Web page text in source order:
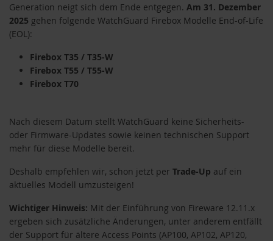
Generation neigt sich dem Ende entgegen. Am 31. Dezember
2025 gehen folgende WatchGuard Firebox Modelle End-of-Life
(EOL):
Firebox T35 / T35-W
Firebox T55 / T55-W
Firebox T70
Nach diesem Datum stellt WatchGuard keine Sicherheits-
oder Firmware-Updates sowie keinen technischen Support
mehr für diese Modelle bereit.
Deshalb empfehlen wir, schon jetzt per Trade-Up auf ein
aktuelles Modell umzusteigen!
Wichtiger Hinweis: Mit der Einführung von Fireware 12.11.x
ergeben sich zusätzliche Änderungen, unter anderem entfällt
der Support für ältere Access Points (AP100, AP102, AP120,